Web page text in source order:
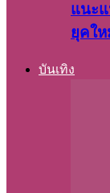
แนะ
ยุคใ
บันเทิง